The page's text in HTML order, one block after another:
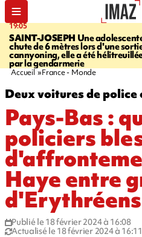
19:05
SAINT-JOSEPH Une
chute de 6 mètres lors d'une
cannyoning, elle a été
par la gendarmerie
Accueil France - Monde
Deux voitures de police
Pays-Bas :
policiers
Haye entre
d'Erythréens
Publié le 18 février 2024 à 16:08
Actualisé le 18 février 2024 à 16:11